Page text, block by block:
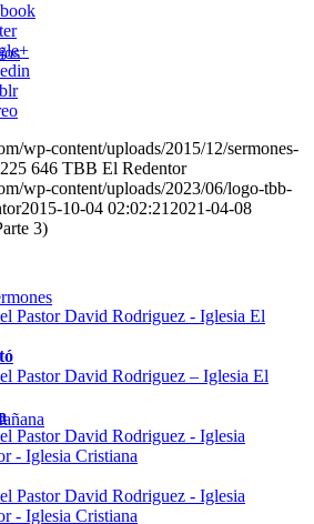
wp-content/uploads/2015/12/sermones-
225 646 TBB El Redentor
wp-content/uploads/2023/06/logo-tbb-
2015-10-04 02:02:21 2021-04-08
3)